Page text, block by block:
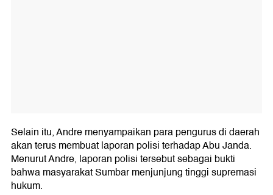
Selain itu, Andre menyampaikan para pengurus di daerah
akan terus membuat laporan polisi terhadap Abu Janda.
Menurut Andre, laporan polisi tersebut sebagai bukti
bahwa masyarakat Sumbar menjunjung tinggi supremasi
hukum.